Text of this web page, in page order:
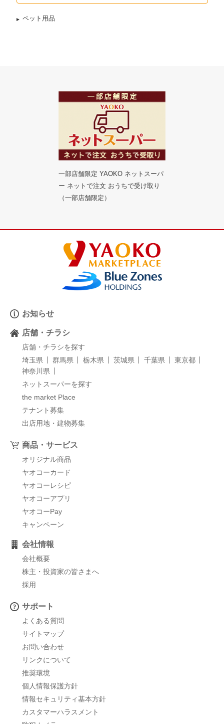
ペット用品
一部店舗限定 YAOKO ネットスーパ
ー ネットで注文 おうちで受け取り
（一部店舗限定）
お知らせ
店舗・チラシ
店舗・チラシを探す
埼玉県
群馬県 栃木県 茨城県 千葉県
東京都
神奈川県
ネットスーパーを探す
the market Place
テナント募集
出店用地・建物募集
商品・サービス
オリジナル商品
ヤオコーカード
ヤオコーレシピ
ヤオコーアプリ
ヤオコーPay
キャンペーン
会社情報
会社概要
株主・投資家の皆さまへ
採用
サポート
よくある質問
サイトマップ
お問い合わせ
リンクについて
推奨環境
個人情報保護方針
情報セキュリティ基本方針
カスタマーハラスメント